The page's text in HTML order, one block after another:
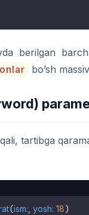
berilgan
bo’sh
tartibga
(ism: yosh: 18)